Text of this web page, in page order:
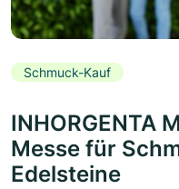
Schmuck-Kauf
INHORGENTA
Messe für
Edelsteine